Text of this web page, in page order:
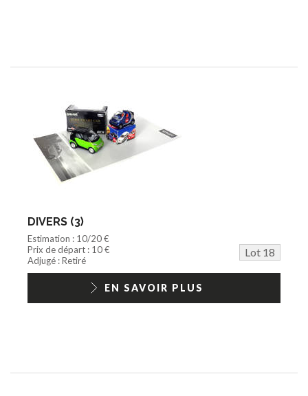
DIVERS (3)
Estimation : 10/20 €
Prix de départ : 10 €
Lot 18
Adjugé : Retiré
EN SAVOIR PLUS